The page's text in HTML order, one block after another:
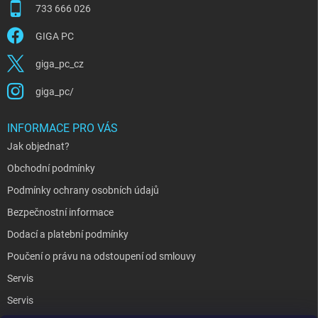
733 666 026
GIGA PC
giga_pc_cz
giga_pc/
INFORMACE PRO VÁS
Jak objednat?
Obchodní podmínky
Podmínky ochrany osobních údajů
Bezpečnostní informace
Dodací a platební podmínky
Poučení o právu na odstoupení od smlouvy
Servis
Servis